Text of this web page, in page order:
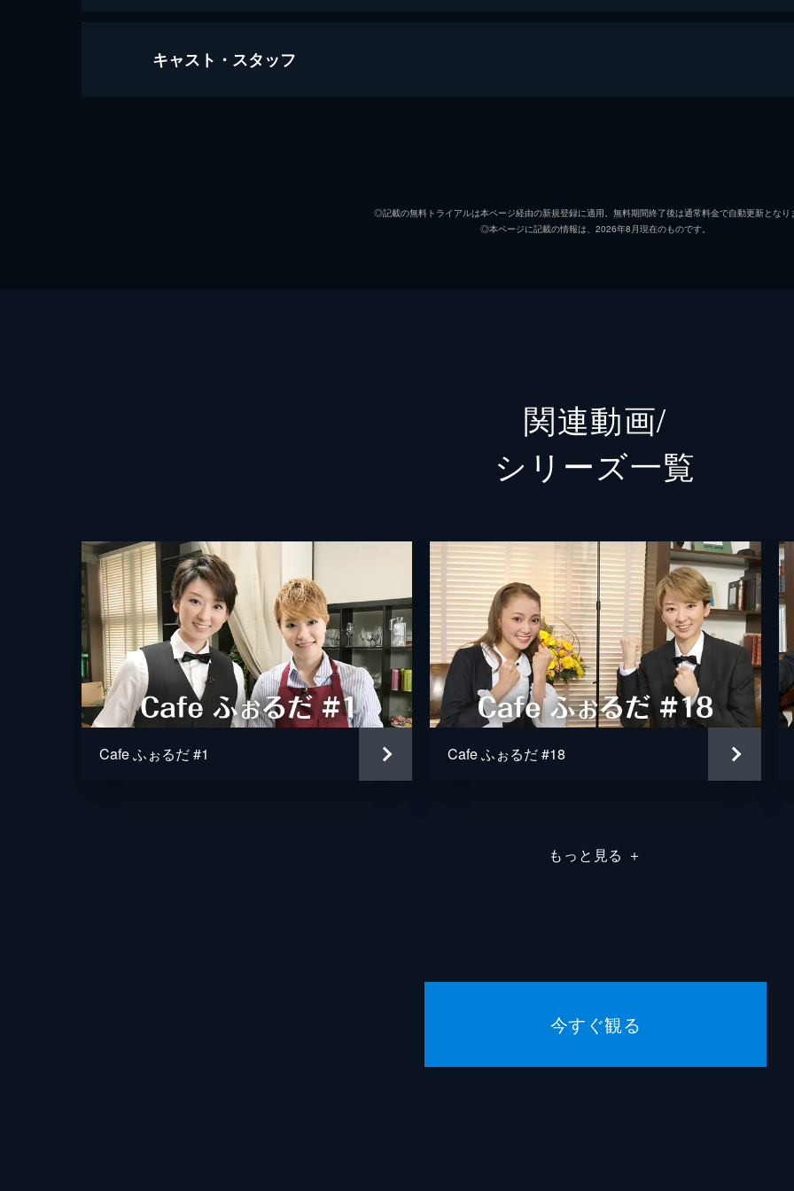
Cafe ふぉるだ #17
キャスト・スタッフ
◎記載の無料トライアルは本ページ経由の新規登録に適用。無料期間終了後は通常料金で自動更新となり
◎本ページに記載の情報は、2026年8月現在のものです。
関連動画/
シリーズ⼀覧
Cafe ふぉるだ #1 Cafe ふぉるだ #18
もっと見る ＋
今すぐ観る